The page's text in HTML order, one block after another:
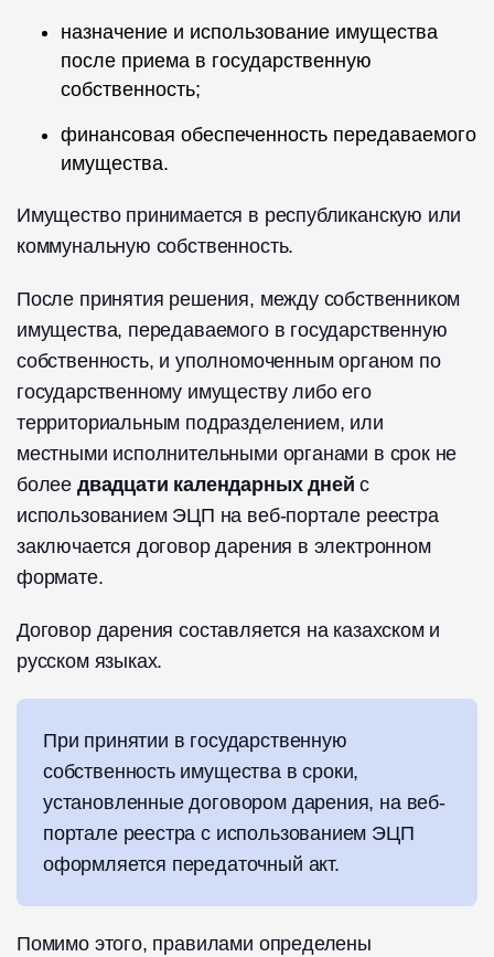
назначение и использование имущества
после приема в государственную
собственность;
финансовая обеспеченность передаваемого
имущества.
Имущество принимается в республиканскую или
коммунальную собственность.
После принятия решения, между собственником
имущества, передаваемого в государственную
собственность, и уполномоченным органом по
государственному имуществу либо его
территориальным подразделением, или
местными исполнительными органами в срок не
более двадцати календарных дней с
использованием ЭЦП на веб-портале реестра
заключается договор дарения в электронном
формате.
Договор дарения составляется на казахском и
русском языках.
При принятии в государственную
собственность имущества в сроки,
установленные договором дарения, на веб-
портале реестра с использованием ЭЦП
оформляется передаточный акт.
Помимо этого, правилами определены